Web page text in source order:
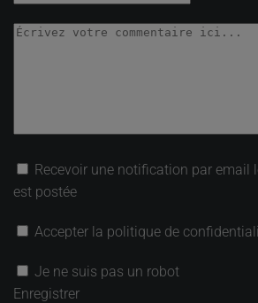
Recevoir une notification par email
est postée
Accepter la politique de
Je ne suis pas un robot
Enregistrer